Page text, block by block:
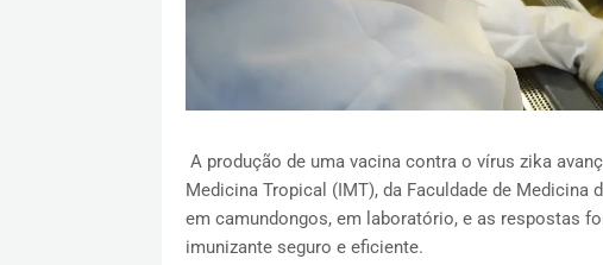
A produção de uma vacina contra o vírus zika
Medicina Tropical (IMT), da Faculdade de
em camundongos, em laboratório, e as respostas
imunizante seguro e eficiente.